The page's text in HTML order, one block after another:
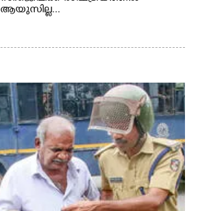
ആയുസില്ല...
Share this link
Copy Link